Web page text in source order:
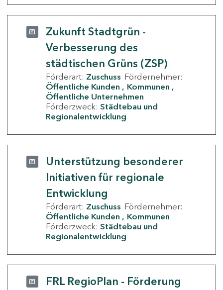
Zukunft Stadtgrün -
Verbesserung des
städtischen Grüns (ZSP)
Förderart: Zuschuss Fördernehmer:
Öffentliche Kunden
Kommunen
Öffentliche Unternehmen
Förderzweck: Städtebau und
Regionalentwicklung
Unterstützung besonderer
Initiativen für regionale
Entwicklung
Förderart: Zuschuss Fördernehmer:
Öffentliche Kunden
Kommunen
Förderzweck: Städtebau und
Regionalentwicklung
FRL RegioPlan - Förderung